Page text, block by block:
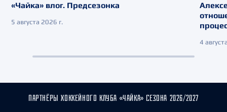
«Чайка» влог. Предсезонка
5 августа 2026 г.
4
ПАРТНЁРЫ ХОККЕЙНОГО КЛУБА «ЧАЙКА» СЕЗОНА 2026/2027